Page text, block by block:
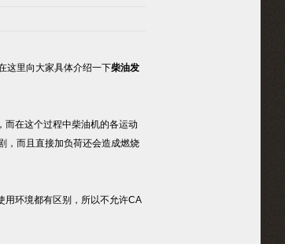
这里向大家具体介绍一下柴油发
在这个过程中柴油机的各运动
，而且直接加负荷还会造成燃烧
环境都有区别，所以不允许CA